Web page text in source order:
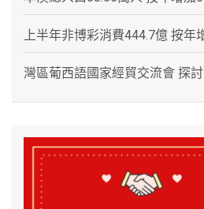
上半年非博彩消費444.7億 按年
灣區葡西語國家經貿交流會 探